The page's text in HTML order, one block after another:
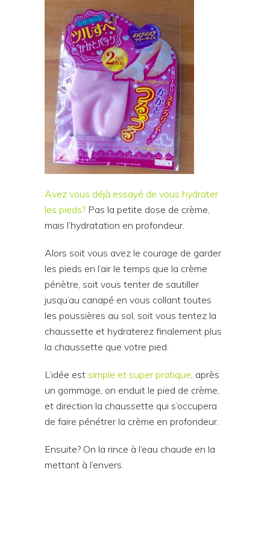
Avez vous déjà essayé de vous hydrater
les pieds? Pas la petite dose de crème,
mais l’hydratation en profondeur.
Alors soit vous avez le courage de garder
les pieds en l’air le temps que la crème
pénètre, soit vous tenter de sautiller
jusqu’au canapé en vous collant toutes
les poussières au sol, soit vous tentez la
chaussette et hydraterez finalement plus
la chaussette que votre pied.
L’idée est simple et super pratique, après
un gommage, on enduit le pied de crème,
et direction la chaussette qui s’occupera
de faire pénétrer la crème en profondeur.
Ensuite? On la rince à l’eau chaude en la
mettant à l’envers.